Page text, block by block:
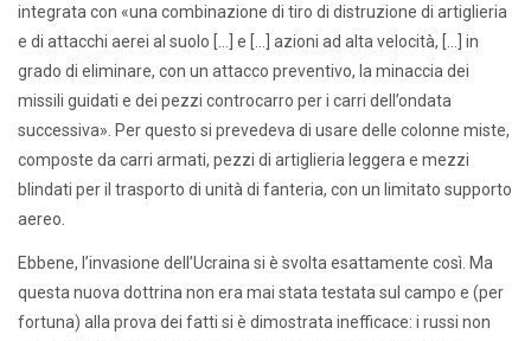
integrata con «una combinazione di tiro di distruzione di artiglieria
e di attacchi aerei al suolo […] e […] azioni ad alta velocità, […] in
grado di eliminare, con un attacco preventivo, la minaccia dei
missili guidati e dei pezzi controcarro per i carri dell’ondata
successiva». Per questo si prevedeva di usare delle colonne miste,
composte da carri armati, pezzi di artiglieria leggera e mezzi
blindati per il trasporto di unità di fanteria, con un limitato supporto
aereo.
Ebbene, l’invasione dell’Ucraina si è svolta esattamente così. Ma
questa nuova dottrina non era mai stata testata sul campo e (per
fortuna) alla prova dei fatti si è dimostrata inefficace: i russi non